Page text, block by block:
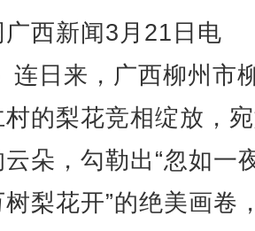
西新闻3月21日电
连日来，广西柳州市
村的梨花竞相绽放，
朵，勾勒出“忽如一
梨花开”的绝美画卷